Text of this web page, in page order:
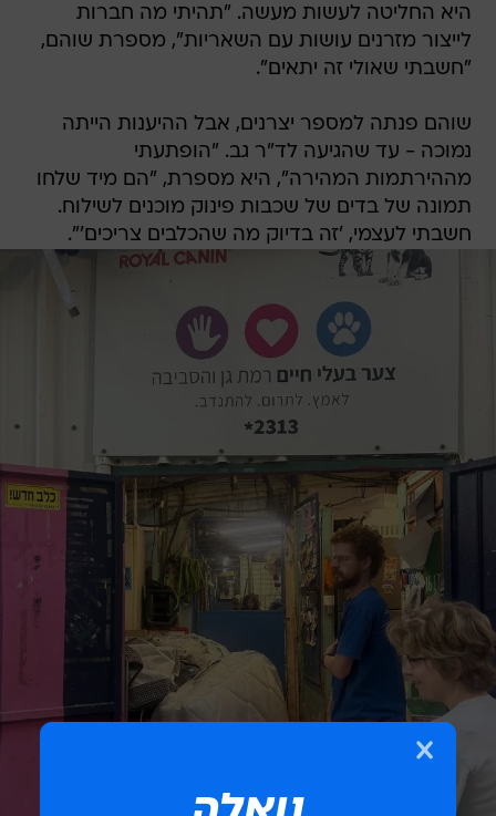
היא החליטה לעשות מעשה. "תהיתי מה חברות
לייצור מזרנים עושות עם השאריות", מספרת שוהם,
"חשבתי שאולי זה יתאים".
שוהם פנתה למספר יצרנים, אבל ההיענות הייתה
נמוכה - עד שהגיעה לד"ר גב. "הופתעתי
מההירתמות המהירה", היא מספרת, "הם מיד שלחו
תמונה של בדים של שכבות פינוק מוכנים לשילוח.
חשבתי לעצמי, 'זה בדיוק מה שהכלבים צריכים'".